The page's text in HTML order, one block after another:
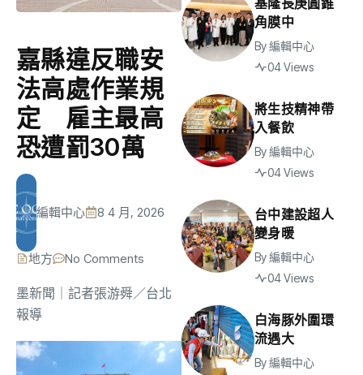
嘉縣違反職安
法高處作業規
定 雇主最高
恐遭罰30萬
編輯中心 8 4 月, 2026
地方 No Comments
墨新聞 ｜記者張游舜／台北
報導
角膜中
By編輯中心
04 Views
將生技精神帶
入餐飲
By編輯中心
04 Views
台中建設超人
變身暖
By編輯中心
04 Views
白海豚外圍環
流遇大
By編輯中心